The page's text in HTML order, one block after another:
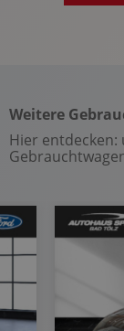
Weitere
Hier entdecken: